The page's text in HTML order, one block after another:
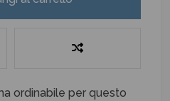
ordinabile per questo